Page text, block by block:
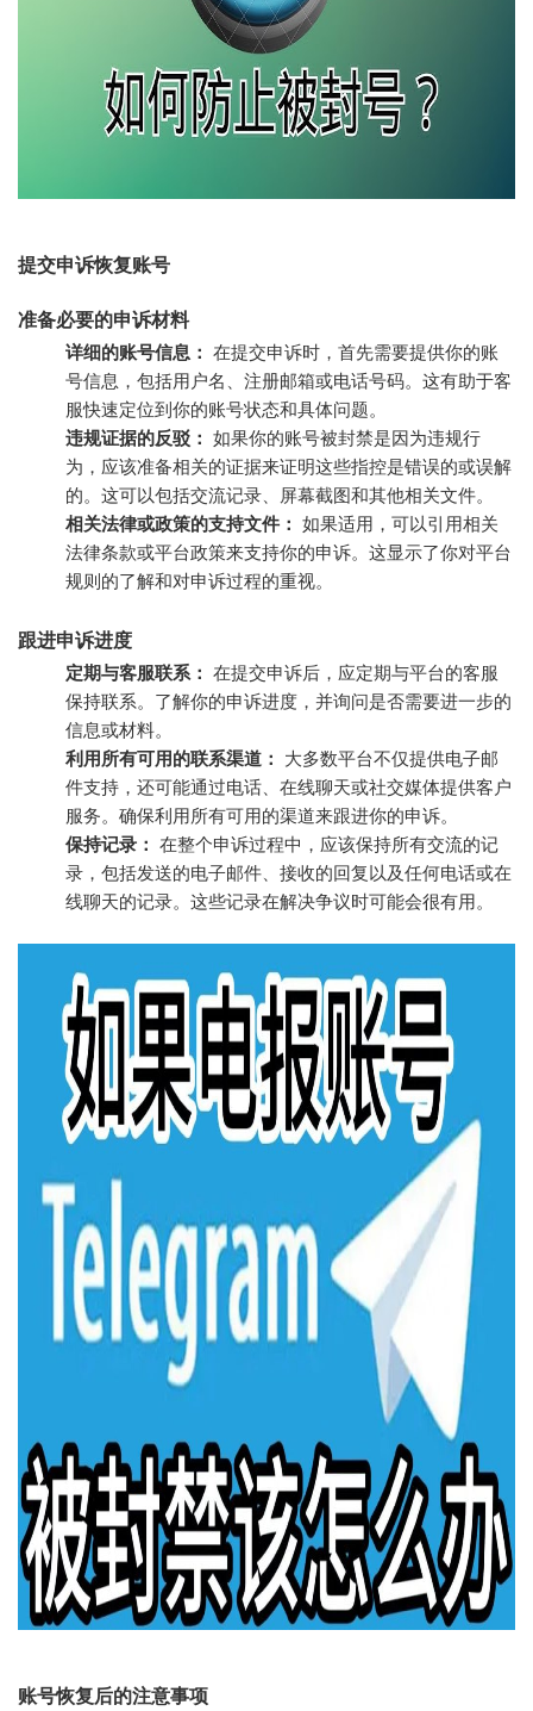
提交申诉恢复账号
准备必要的申诉材料
详细的账号信息： 在提交申诉时，首先需要提供你的账
号信息，包括用户名、注册邮箱或电话号码。这有助于客
服快速定位到你的账号状态和具体问题。
违规证据的反驳： 如果你的账号被封禁是因为违规行
为，应该准备相关的证据来证明这些指控是错误的或误解
的。这可以包括交流记录、屏幕截图和其他相关文件。
相关法律或政策的支持文件： 如果适用，可以引用相关
法律条款或平台政策来支持你的申诉。这显示了你对平台
规则的了解和对申诉过程的重视。
跟进申诉进度
定期与客服联系： 在提交申诉后，应定期与平台的客服
保持联系。了解你的申诉进度，并询问是否需要进一步的
信息或材料。
利用所有可用的联系渠道：
大多数平台不仅提供电子邮
件支持，还可能通过电话、在线聊天或社交媒体提供客户
服务。确保利用所有可用的渠道来跟进你的申诉。
保持记录： 在整个申诉过程中，应该保持所有交流的记
录，包括发送的电子邮件、接收的回复以及任何电话或在
线聊天的记录。这些记录在解决争议时可能会很有用。
账号恢复后的注意事项